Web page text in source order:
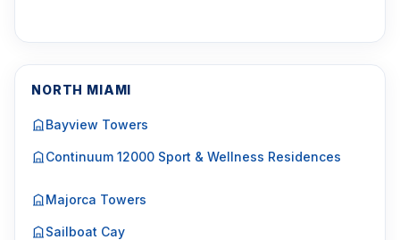
NORTH MIAMI
Bayview Towers
Continuum 12000 Sport & Wellness Residences
Majorca Towers
Sailboat Cay